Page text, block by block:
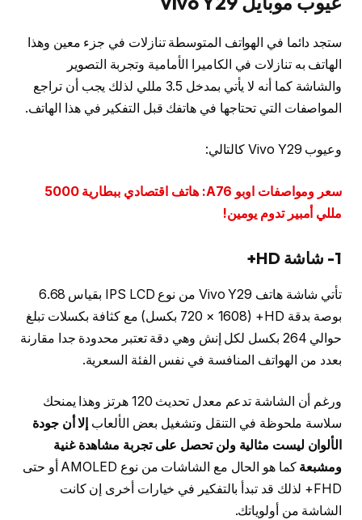
ستجد دائما في الهواتف المتوسطة تنازلات في جزء معين وهذا
الهاتف به تنازلات في الكاميرا الأمامية وتجربة التصوير
والشاشة كما أنه لا يأتي بمدخل 3.5 مللي لذلك يجب أن تراجع
المواصفات التي تحتاجها في هاتفك قبل التفكير في هذا الهاتف.
وعيوب Vivo Y29 كالتالي:
سعر ومواصفات اوبو A76: هاتف اقتصادي ببطارية 5000
مللي أمبير تدوم يومين!
1- شاشة HD+
تأتي شاشة هاتف Vivo Y29 من نوع IPS LCD بقياس 6.68
بوصة بدقة HD+ (720 × 1608 بكسل) مع كثافة بكسلات تبلغ
حوالي 264 بكسل لكل إنش وهي دقة تعتبر محدودة جدا مقارنة
بعدد من الهواتف المنافسة في نفس الفئة السعرية.
ورغم أن الشاشة تدعم معدل تحديث 120 هرتز وهذا يمنحك
سلاسة ملحوظة في التنقل وتشغيل بعض الألعاب إلا أن جودة
الألوان ليست مثالية ولن تحصل على تجربة مشاهدة غنية
ومشبعة
كما هو الحال مع الشاشات من نوع AMOLED أو حتى
FHD+ لذلك قد تبدأ بالتفكير في خيارات أخرى إن كانت
الشاشة من أولوياتك.